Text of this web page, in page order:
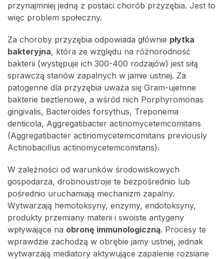
przynajmniej jedną z postaci chorób przyzębia. Jest to
więc problem społeczny.
Za choroby przyzębia odpowiada głównie płytka
bakteryjna, która ze względu na różnorodność
bakterii (występuje ich 300-400 rodzajów) jest siłą
sprawczą stanów zapalnych w jamie ustnej. Za
patogenne dla przyzębia uważa się Gram-ujemne
bakterie beztlenowe, a wśród nich Porphyromonas
gingivalis, Bacteroides forsythus, Treponema
denticola, Aggregatibacter actinomycetemcomitans
(Aggregatibacter actinomycetemcomitans previously
Actinobacillus actinomycetemcomitans).
W zależności od warunków środowiskowych
gospodarza, drobnoustroje te bezpośrednio lub
pośrednio uruchamiają mechanizm zapalny.
Wytwarzają hemotoksyny, enzymy, endotoksyny,
produkty przemiany materii i swoiste antygeny
wpływające na obronę immunologiczną. Procesy te
wprawdzie zachodzą w obrębie jamy ustnej, jednak
wytwarzają mediatory aktywujące zapalenie rozsiane